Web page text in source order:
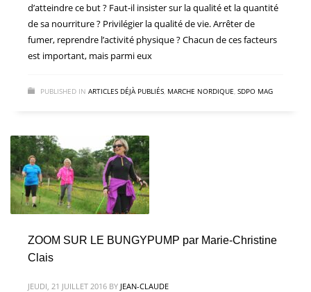
d’atteindre ce but ? Faut-il insister sur la qualité et la quantité
de sa nourriture ? Privilégier la qualité de vie. Arrêter de
fumer, reprendre l’activité physique ? Chacun de ces facteurs
est important, mais parmi eux
PUBLISHED IN ARTICLES DÉJÀ PUBLIÉS, MARCHE NORDIQUE, SDPO MAG
ZOOM SUR LE BUNGYPUMP par Marie-Christine
Clais
JEUDI, 21 JUILLET 2016 BY JEAN-CLAUDE